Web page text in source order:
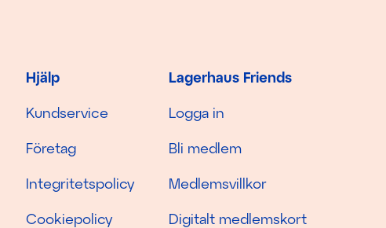
Hjälp
Kundservice
Företag
Integritetspolicy
Cookiepolicy
Lagerhaus Friends
Logga in
Bli medlem
Medlemsvillkor
Digitalt medlemskort